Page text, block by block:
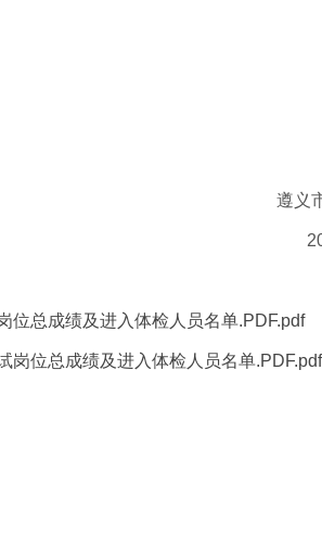
人民
28
位总成绩及进入体检人员名单.PDF.pdf
岗位总成绩及进入体检人员名单.PDF.pdf